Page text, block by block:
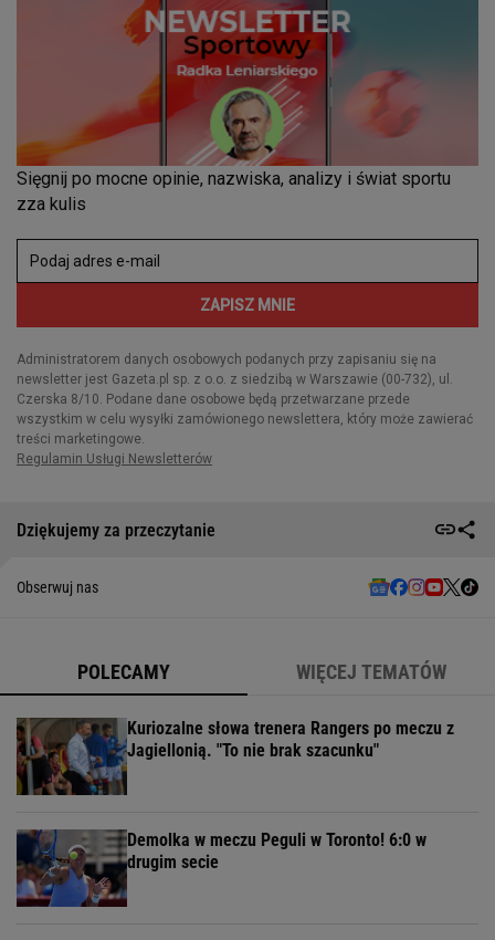
Dziękujemy za przeczytanie
Obserwuj nas
POLECAMY WIĘCEJ TEMATÓW
Kuriozalne słowa trenera Rangers po meczu z
Jagiellonią. "To nie brak szacunku"
Demolka w meczu Peguli w Toronto! 6:0 w
drugim secie